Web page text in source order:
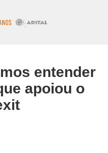
entender
apoiou o